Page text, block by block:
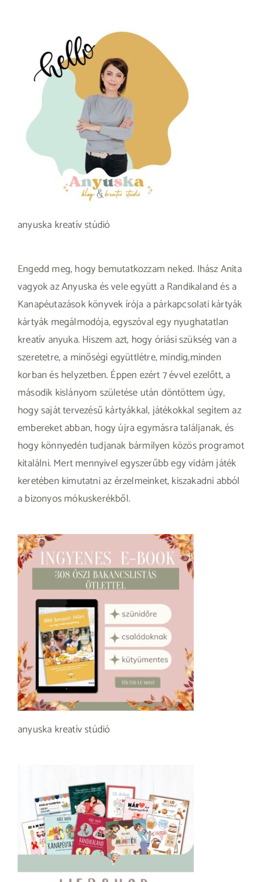
anyuska kreatív stúdió
Engedd meg, hogy bemutatkozzam neked. Ihász Anita
vagyok az Anyuska és vele együtt a Randikaland és a
Kanapéutazások könyvek írója a párkapcsolati kártyák
kártyák megálmodója, egyszóval egy nyughatatlan
kreatív anyuka. Hiszem azt, hogy óriási szükség van a
szeretetre, a minőségi együttlétre, mindig,minden
korban és helyzetben. Éppen ezért 7 évvel ezelőtt, a
második kislányom születése után döntöttem úgy,
hogy saját tervezésű kártyákkal, játékokkal segítem az
embereket abban, hogy újra egymásra találjanak, és
hogy könnyedén tudjanak bármilyen közös programot
kitalálni. Mert mennyivel egyszerűbb egy vidám játék
keretében kimutatni az érzelmeinket, kiszakadni abból
a bizonyos mókuskerékből.
anyuska kreatív stúdió